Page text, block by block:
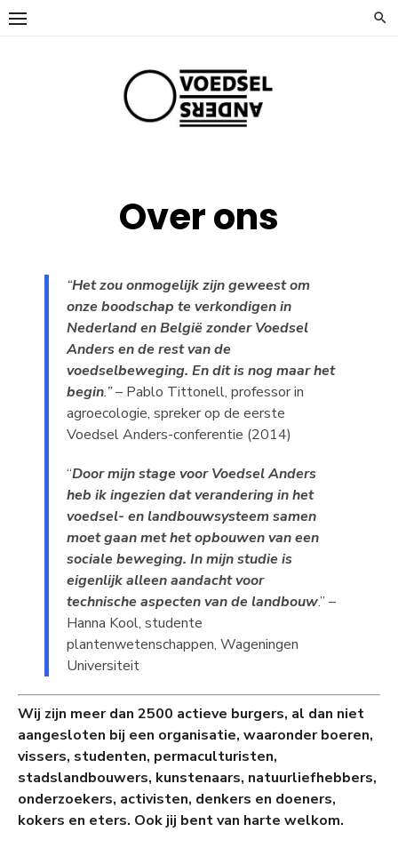
Ga
naar
Over ons
“Het zou onmogelijk zijn geweest om
onze boodschap te verkondigen in
Nederland en Belgiëzonder Voedsel
Anders en de rest van de
voedselbeweging. En dit is nog maar het
begin.”– Pablo Tittonell, professor in
agroecologie, spreker op de eerste
Voedsel Anders-conferentie (2014)
“Door mijn stage voor Voedsel Anders
heb ik ingezien dat verandering in het
voedsel- en landbouwsysteem samen
moet gaan met het opbouwen van een
sociale beweging. In mijn studie is
eigenlijk alleen aandacht voor
technische aspecten van de landbouw.” –
Hanna Kool, studente
plantenwetenschappen, Wageningen
Universiteit
Wij zijn meer dan 2500 actieve burgers, al dan niet
aangesloten bij een organisatie, waaronder boeren,
vissers, studenten, permaculturisten,
stadslandbouwers, kunstenaars, natuurliefhebbers,
onderzoekers, activisten, denkers en doeners,
kokers en eters. Ook jij bent van harte welkom.